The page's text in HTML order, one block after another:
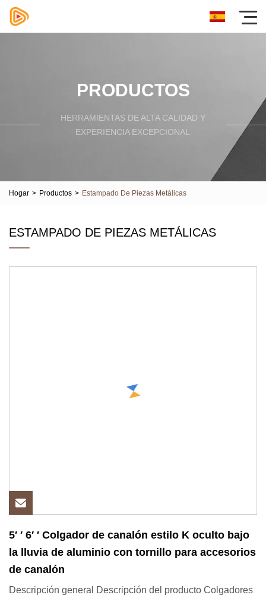
PRODUCTOS
HERRAMIENTAS DE ALTA CALIDAD Y
EXPERIENCIA EXCEPCIONAL
Hogar > Productos > Estampado De Piezas Metálicas
ESTAMPADO DE PIEZAS METÁLICAS
5′ ′ 6′ ′ Colgador de canalón estilo K oculto bajo
la lluvia de aluminio con tornillo para accesorios
de canalón
Descripción general Descripción del producto Colgadores